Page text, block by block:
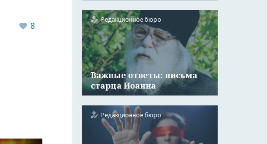
8
Редакционное бюро
Важные ответы: письма
старца Иоанна
Редакционное бюро